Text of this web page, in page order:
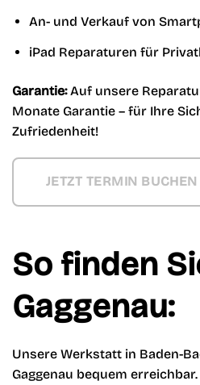
An- und Verkauf von
iPad Reparaturen für
Garantie:Auf unsere
Monate Garantie – für Ihre
Zufriedenheit!
JETZT TERMIN BUCHEN
So finden
Gaggenau:
Unsere Werkstatt in Baden-
Gaggenau bequem